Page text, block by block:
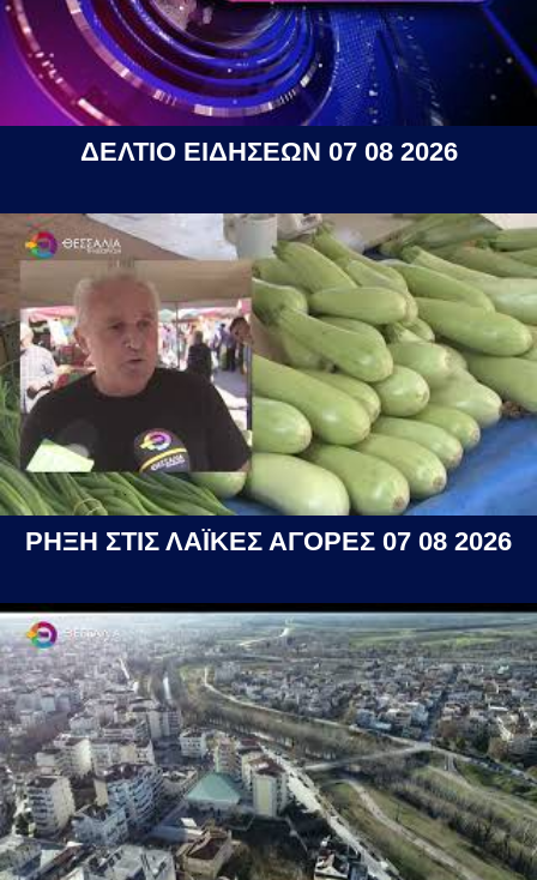
ΔΕΛΤΙΟ ΕΙΔΗΣΕΩΝ 07 08 2026
ΡΗΞΗ ΣΤΙΣ ΛΑΪΚΕΣ ΑΓΟΡΕΣ 07 08 2026